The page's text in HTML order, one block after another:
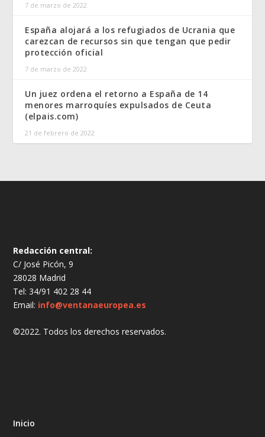
7 de marzo de 2022
España alojará a los refugiados de Ucrania que
carezcan de recursos sin que tengan que pedir
protección oficial
7 de marzo de 2022
Un juez ordena el retorno a España de 14
menores marroquíes expulsados de Ceuta
(elpais.com)
21 de febrero de 2022
Redacción central:
C/ José Picón, 9
28028 Madrid
Tel: 34/91 402 28 44
Email: info@ventanaeuropea.es
©2022. Todos los derechos reservados.
Inicio